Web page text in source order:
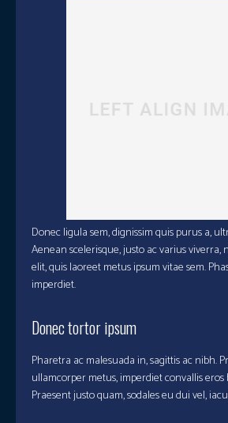
Donec ligula sem, dignissim quis purus a,
Aenean scelerisque, justo ac varius viverra,
elit, quis laoreet metus ipsum vitae sem.
imperdiet.
Donec tortor ipsum
Pharetra ac malesuada in, sagittis ac nibh.
ullamcorper metus, imperdiet convallis
Praesent justo quam, sodales eu dui vel,